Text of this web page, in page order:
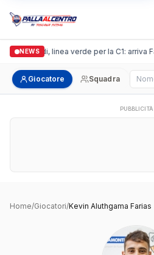
NEWS
Casalguidi, linea verde per la C1: arriva
Giocatore Squadra
PUBBLICITÀ
Home/Giocatori/Kevin Aluthgama Farias